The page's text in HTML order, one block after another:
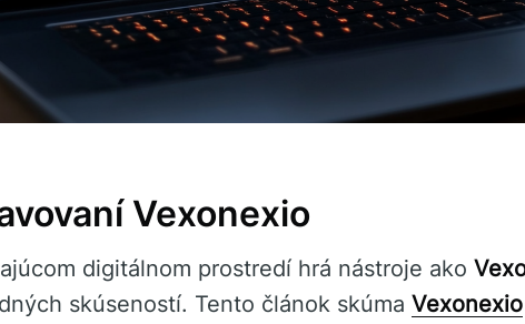
Vexonexio
digitálnom prostredí hrá nástroje ako
skúseností. Tento článok skúma Vexonexio